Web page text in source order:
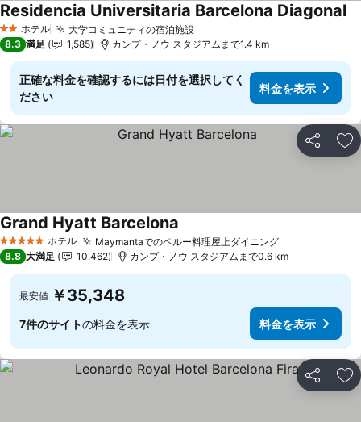
2 ホテルのランク
ホテル 大学コミュニティの宿泊施設料金を表示
Residencia Universitaria Barcelona Diagonal
8.3 満足 1,585 カンプ・ノウ スタジアムまで1.4 km
正確な料金を確認するには日付を選択してく
ださい
料金を表示
シェア お
5 ホテルのランク
ホテル Maymantaでのペルー料理屋上ダイニング料金を表示
Grand Hyatt Barcelona
8.8 大満足 10,462 カンプ・ノウ スタジアムまで0.6 km
最安値 ￥35,348
7件のサイトの料金を表示 料金を表示
シェア お